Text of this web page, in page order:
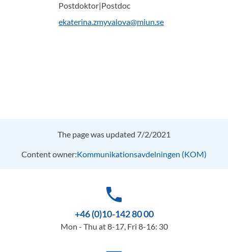
Postdoktor|Postdoc
ekaterina.zmyvalova@miun.se
The page was updated 7/2/2021
Content owner:Kommunikationsavdelningen (KOM)
phone
+46 (0)10-142 80 00
Mon - Thu at 8-17, Fri 8-16: 30